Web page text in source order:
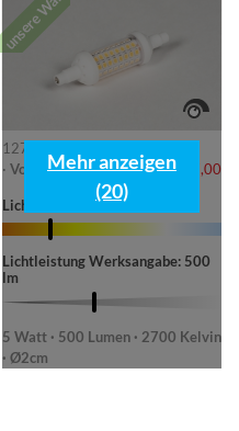
unsere Wahl
127 · dimmbar - led 78mm
· Vorrätig 17,00
Lichtfarbe: 2700 K
Lichtleistung Werksangabe: 500
lm
5 Watt · 500 Lumen · 2700 Kelvin
· Ø2cm
Mehr anzeigen
(20)